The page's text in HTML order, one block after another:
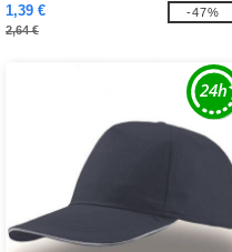
1,39 €
2,64 €
-47%